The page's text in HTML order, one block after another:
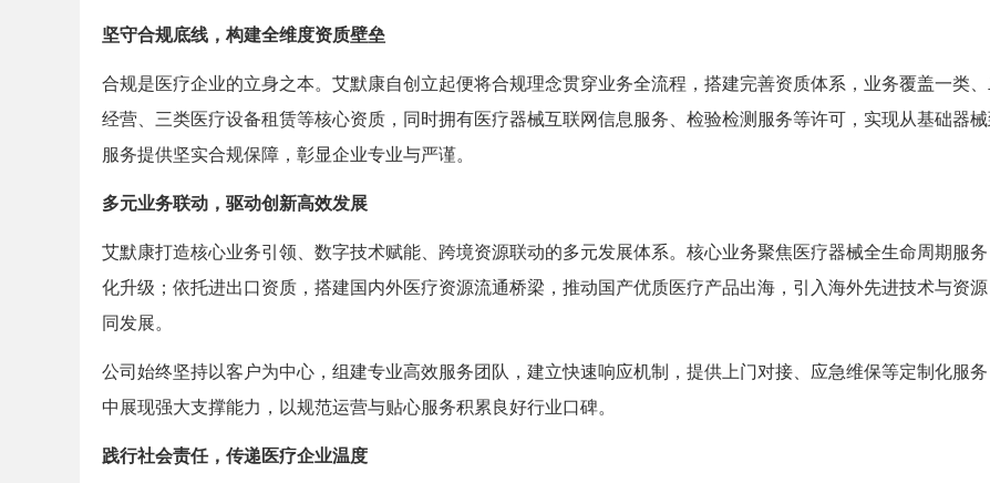
坚守合规底线，构建全维度资质壁垒
合规是医疗企业的立身之本。艾默康自创立起便将合规理念贯穿业务全流程，搭建完善资质体系，业务覆盖一类
经营、三类医疗设备租赁等核心资质，同时拥有医疗器械互联网信息服务、检验检测服务等许可，实现从基础器
服务提供坚实合规保障，彰显企业专业与严谨。
多元业务联动，驱动创新高效发展
艾默康打造核心业务引领、数字技术赋能、跨境资源联动的多元发展体系。核心业务聚焦医疗器械全生命周期服
化升级；依托进出口资质，搭建国内外医疗资源流通桥梁，推动国产优质医疗产品出海，引入海外先进技术与资
同发展。
公司始终坚持以客户为中心，组建专业高效服务团队，建立快速响应机制，提供上门对接、应急维保等定制化服
中展现强大支撑能力，以规范运营与贴心服务积累良好行业口碑。
践行社会责任，传递医疗企业温度